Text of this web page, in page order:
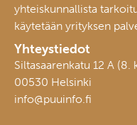
yhteiskunnallista
käytetään yrityksen
Yhteystiedot
Siltasaarenkatu 12 A (8.
00530 Helsinki
info@puuinfo.fi